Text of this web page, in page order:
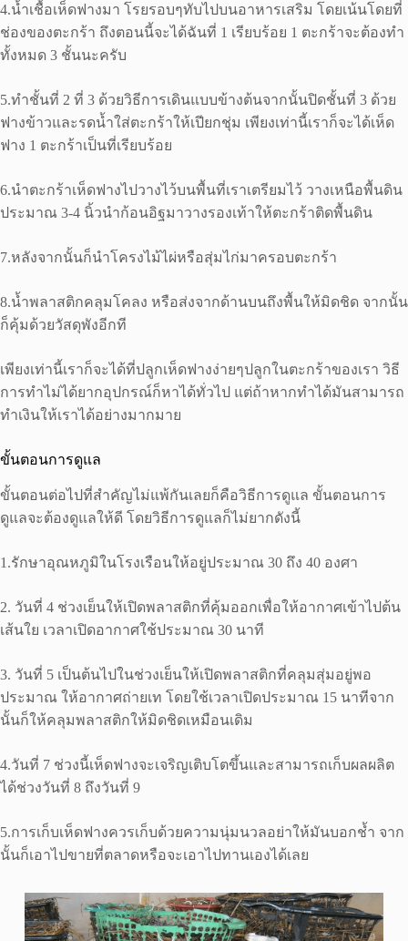
4.น้ำเชื้อเห็ดฟางมา โรยรอบๆทับไปบนอาหารเสริม โดยเน้นโดยที่
ช่องของตะกร้า ถึงตอนนี้จะได้ฉันที่ 1 เรียบร้อย 1 ตะกร้าจะต้องทำ
ทั้งหมด 3 ชั้นนะครับ
5.ทำชั้นที่ 2 ที่ 3 ด้วยวิธีการเดินแบบข้างต้นจากนั้นปิดชั้นที่ 3 ด้วย
ฟางข้าวและรดน้ำใส่ตะกร้าให้เปียกชุ่ม เพียงเท่านี้เราก็จะได้เห็ด
ฟาง 1 ตะกร้าเป็นที่เรียบร้อย
6.นำตะกร้าเห็ดฟางไปวางไว้บนพื้นที่เราเตรียมไว้ วางเหนือพื้นดิน
ประมาณ 3-4 นิ้วนำก้อนอิฐมาวางรองเท้าให้ตะกร้าติดพื้นดิน
7.หลังจากนั้นก็นำโครงไม้ไผ่หรือสุ่มไก่มาครอบตะกร้า
8.น้ำพลาสติกคลุมโคลง หรือส่งจากด้านบนถึงพื้นให้มิดชิด จากนั้น
ก็คุ้มด้วยวัสดุพังอีกที
เพียงเท่านี้เราก็จะได้ที่ปลูกเห็ดฟางง่ายๆปลูกในตะกร้าของเรา วิธี
การทำไม่ได้ยากอุปกรณ์ก็หาได้ทั่วไป แต่ถ้าหากทำได้มันสามารถ
ทำเงินให้เราได้อย่างมากมาย
ขั้นตอนการดูแล
ขั้นตอนต่อไปที่สำคัญไม่แพ้กันเลยก็คือวิธีการดูแล ขั้นตอนการ
ดูแลจะต้องดูแลให้ดี โดยวิธีการดูแลก็ไม่ยากดังนี้
1.รักษาอุณหภูมิในโรงเรือนให้อยู่ประมาณ 30 ถึง 40 องศา
2. วันที่ 4 ช่วงเย็นให้เปิดพลาสติกที่คุ้มออกเพื่อให้อากาศเข้าไปต้น
เส้นใย เวลาเปิดอากาศใช้ประมาณ 30 นาที
3. วันที่ 5 เป็นต้นไปในช่วงเย็นให้เปิดพลาสติกที่คลุมสุ่มอยู่พอ
ประมาณ ให้อากาศถ่ายเท โดยใช้เวลาเปิดประมาณ 15 นาทีจาก
นั้นก็ให้คลุมพลาสติกให้มิดชิดเหมือนเดิม
4.วันที่ 7 ช่วงนี้เห็ดฟางจะเจริญเติบโตขึ้นและสามารถเก็บผลผลิต
ได้ช่วงวันที่ 8 ถึงวันที่ 9
5.การเก็บเห็ดฟางควรเก็บด้วยความนุ่มนวลอย่าให้มันบอกช้ำ จาก
นั้นก็เอาไปขายที่ตลาดหรือจะเอาไปทานเองได้เลย